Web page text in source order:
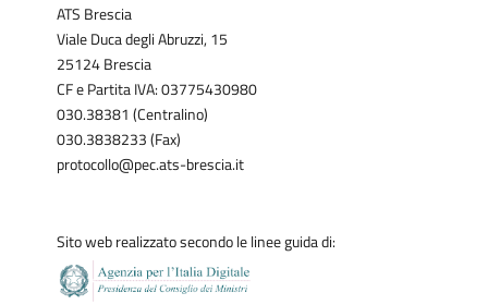
ATS Brescia
Viale Duca degli Abruzzi, 15
25124 Brescia
CF e Partita IVA: 03775430980
030.38381 (Centralino)
030.3838233 (Fax)
protocollo@pec.ats-brescia.it
Sito web realizzato secondo le linee guida di: